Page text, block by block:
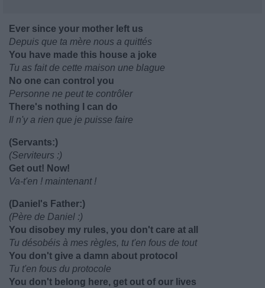
Ever since your mother left us
Depuis que ta mère nous a quittés
You have made this house a joke
Tu as fait de cette maison une blague
No one can control you
Personne ne peut te contrôler
There's nothing I can do
Il n'y a rien que je puisse faire
(Servants:)
(Serviteurs :)
Get out! Now!
Va-t'en ! maintenant !
(Daniel's Father:)
(Père de Daniel :)
You disobey my rules, you don't care at all
Tu désobéis à mes règles, tu t'en fous de tout
You don't give a damn about protocol
Tu t'en fous du protocole
You don't belong here, get out of our lives